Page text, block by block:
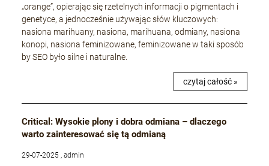
„orange”, opierając się rzetelnych informacji o pigmentach i
genetyce, a jednocześnie używając słów kluczowych:
nasiona marihuany, nasiona, marihuana, odmiany, nasiona
konopi, nasiona feminizowane, feminizowane w taki sposób
by SEO było silne i naturalne.
czytaj całość »
Critical: Wysokie plony i dobra odmiana – dlaczego
warto zainteresować się tą odmianą
29-07-2025 , admin